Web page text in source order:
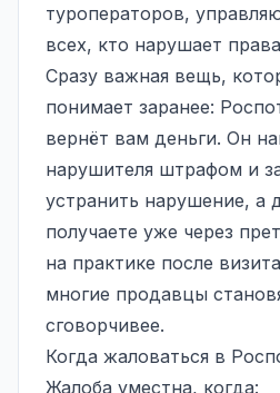
туроператоров,
всех, кто нарушает
Сразу важная вещь,
понимает заранее:
вернёт вам деньги. Он
нарушителя штрафом и
устранить нарушение, а
получаете уже через
на практике после
многие продавцы
сговорчивее.
Когда жаловаться в
Жалоба уместна, когда: